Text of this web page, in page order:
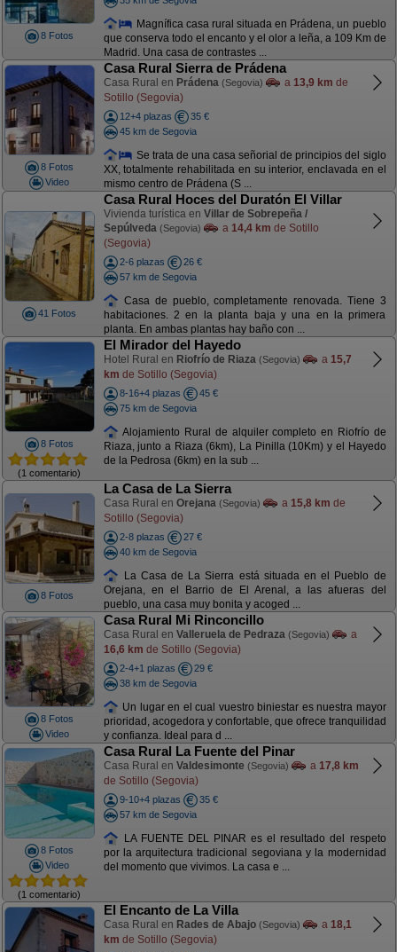
8 Fotos
Magnífica casa rural situada en Prádena, un pueblo
que conserva todo el encanto y el olor a leña, a 109 Km de
Madrid. Una casa de contrastes ...
8 Fotos
Video
Casa Rural Sierra de Prádena
Casa Rural en Prádena (Segovia) a 13,9 km de
Sotillo (Segovia)
12+4 plazas
35 €
45 km de Segovia
Se trata de una casa señorial de principios del siglo
XX, totalmente rehabilitada en su interior, enclavada en el
mismo centro de Prádena (S ...
41 Fotos
Casa Rural Hoces del Duratón El Villar
Vivienda turística en Villar de Sobrepeña /
Sepúlveda (Segovia) a 14,4 km de Sotillo
(Segovia)
2-6 plazas
26 €
57 km de Segovia
Casa de pueblo, completamente renovada. Tiene 3
habitaciones. 2 en la planta baja y una en la primera
planta. En ambas plantas hay baño con ...
8 Fotos
(1 comentario)
El Mirador del Hayedo
Hotel Rural en Riofrío de Riaza (Segovia) a 15,7
km de Sotillo (Segovia)
8-16+4 plazas
45 €
75 km de Segovia
Alojamiento Rural de alquiler completo en Riofrío de
Riaza, junto a Riaza (6km), La Pinilla (10Km) y el Hayedo
de la Pedrosa (6km) en la sub ...
8 Fotos
La Casa de La Sierra
Casa Rural en Orejana (Segovia) a 15,8 km de
Sotillo (Segovia)
2-8 plazas
27 €
40 km de Segovia
La Casa de La Sierra está situada en el Pueblo de
Orejana, en el Barrio de El Arenal, a las afueras del
pueblo, una casa muy bonita y acoged ...
8 Fotos
Video
Casa Rural Mi Rinconcillo
Casa Rural en Valleruela de Pedraza (Segovia)
a
16,6 km de Sotillo (Segovia)
2-4+1 plazas
29 €
38 km de Segovia
Un lugar en el cual vuestro biniestar es nuestra mayor
prioridad, acogedora y confortable, que ofrece tranquilidad
y confianza. Ideal para d ...
8 Fotos
Video
(1 comentario)
Casa Rural La Fuente del Pinar
Casa Rural en Valdesimonte (Segovia) a 17,8 km
de Sotillo (Segovia)
9-10+4 plazas
35 €
57 km de Segovia
LA FUENTE DEL PINAR es el resultado del respeto
por la arquitectura tradicional segoviana y la modernidad
del momento que vivimos. La casa e ...
El Encanto de La Villa
Casa Rural en Rades de Abajo (Segovia) a 18,1
km de Sotillo (Segovia)